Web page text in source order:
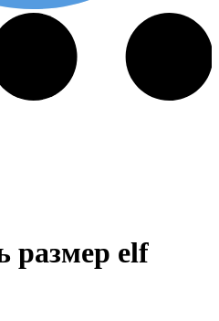
размер elf